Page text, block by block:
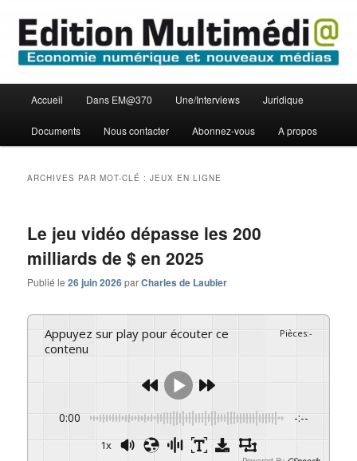
contenu
principal
contenu
secondaire
Edition Multimédi@
principal
Accueil Dans EM@370 Une/Interviews Juridique
Documents Nous contacter Abonnez-vous A propos
ARCHIVES PAR MOT-CLÉ :JEUX EN LIGNE
Le jeu vidéo dépasse les 200
milliards de $ en 2025
Publié le26 juin 2026parCharles de Laubier
Appuyez sur play pour écouter ce
contenu
Pièces:-
0:00 -:--
1x